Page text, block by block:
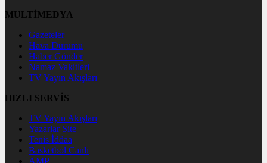
MULTİMEDYA
Gazeteler
Hava Durumu
Haber Gönder
Namaz Vakitleri
TV Yayın Akışları
HIZLI SERVİS
TV Yayın Akışları
Yazarlar Site
Tenis İddaa
Basketbol Canlı
AMP